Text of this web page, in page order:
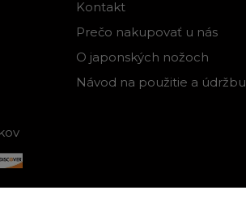
Kontakt
Prečo nakupovať u nás
O japonských nožoch
Návod na použitie a údržbu